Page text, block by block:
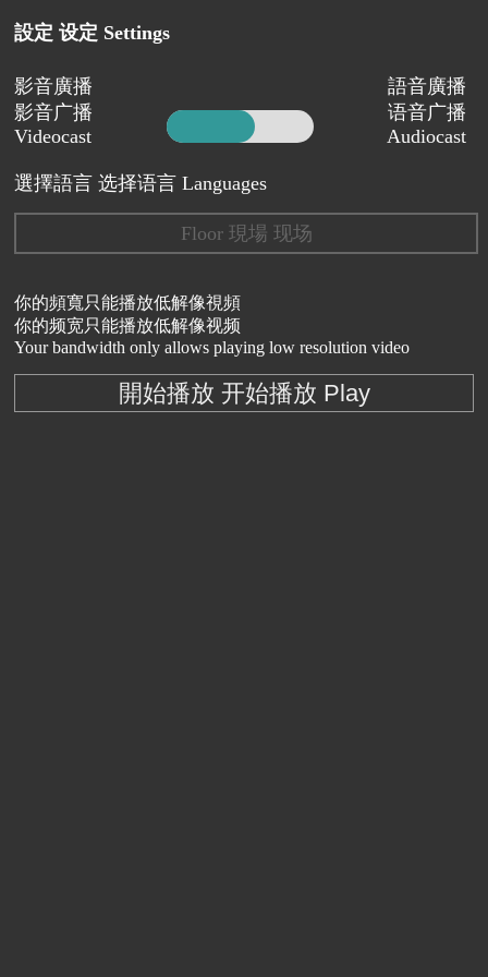
設定 设定 Settings
影音廣播
影音广播
Videocast
語音廣播
语音广播
Audiocast
選擇語言 选择语言 Languages
Floor 現場 现场
你的頻寬只能播放低解像視頻
你的频宽只能播放低解像视频
Your bandwidth only allows playing low resolution video
開始播放 开始播放 Play